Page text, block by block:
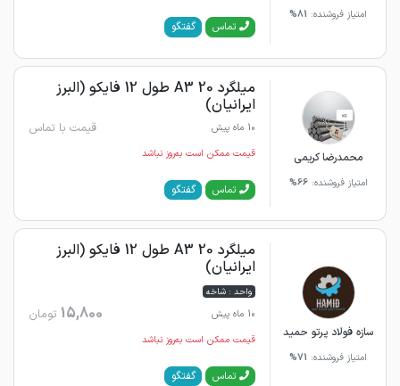
امتیاز فروشنده: 81%
تماس گفتگو
محمدرضا کریمی
امتیاز فروشنده:66%
میلگرد 20 A3 طول 12 فایکو (البرز
ایرانیان)
10 ماه پیش قیمت با تماس
قیمت ممکن است به‌روز نباشد
تماس گفتگو
سازه فولاد پرتو حمید
امتیاز فروشنده: 71%
میلگرد 20 A3 طول 12 فایکو (البرز
ایرانیان)
واحد : شاخه
10 ماه پیش
15,800 تومان
قیمت ممکن است به‌روز نباشد
تماس گفتگو